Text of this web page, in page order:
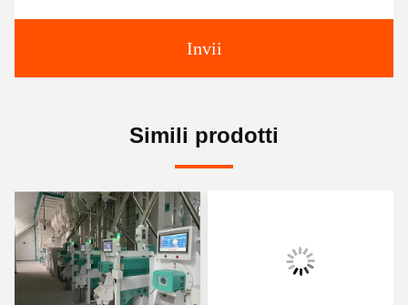
Invii
Simili prodotti